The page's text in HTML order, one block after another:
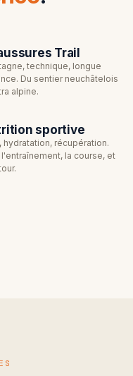
· MONTAGNE
Trail
technique, longue
Du sentier neuchâtelois
alpine.
· ÉNERGIE
sportive
hydratation, récupération.
l'entraînement, la course, et